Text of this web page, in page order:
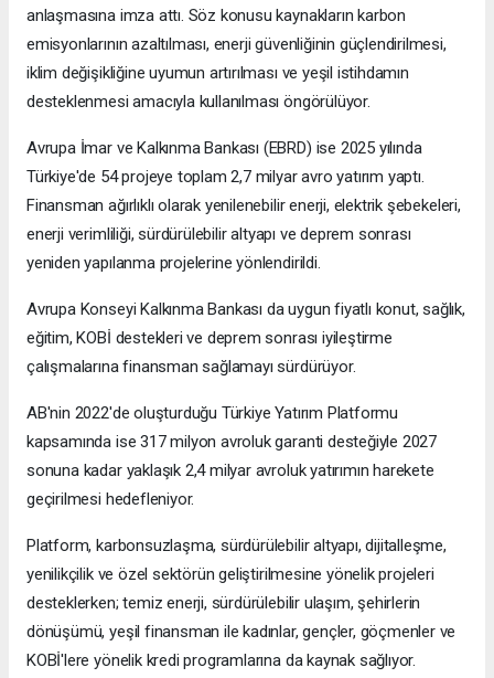
anlaşmasına imza attı. Söz konusu kaynakların karbon
emisyonlarının azaltılması, enerji güvenliğinin güçlendirilmesi,
iklim değişikliğine uyumun artırılması ve yeşil istihdamın
desteklenmesi amacıyla kullanılması öngörülüyor.
Avrupa İmar ve Kalkınma Bankası (EBRD) ise 2025 yılında
Türkiye'de 54 projeye toplam 2,7 milyar avro yatırım yaptı.
Finansman ağırlıklı olarak yenilenebilir enerji, elektrik şebekeleri,
enerji verimliliği, sürdürülebilir altyapı ve deprem sonrası
yeniden yapılanma projelerine yönlendirildi.
Avrupa Konseyi Kalkınma Bankası da uygun fiyatlı konut, sağlık,
eğitim, KOBİ destekleri ve deprem sonrası iyileştirme
çalışmalarına finansman sağlamayı sürdürüyor.
AB'nin 2022'de oluşturduğu Türkiye Yatırım Platformu
kapsamında ise 317 milyon avroluk garanti desteğiyle 2027
sonuna kadar yaklaşık 2,4 milyar avroluk yatırımın harekete
geçirilmesi hedefleniyor.
Platform, karbonsuzlaşma, sürdürülebilir altyapı, dijitalleşme,
yenilikçilik ve özel sektörün geliştirilmesine yönelik projeleri
desteklerken; temiz enerji, sürdürülebilir ulaşım, şehirlerin
dönüşümü, yeşil finansman ile kadınlar, gençler, göçmenler ve
KOBİ'lere yönelik kredi programlarına da kaynak sağlıyor.